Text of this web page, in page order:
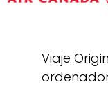
Viaje